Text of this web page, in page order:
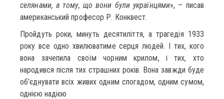
селянами, а тому, що вони були українцями», – писав
американський професор Р. Конквест.
Пройдуть роки, минуть десятиліття, а трагедія 1933
року все одно хвилюватиме серця людей. І тих, кого
вона зачепила своїм чорним крилом, і тих, хто
народився після тих страшних років. Вона завжди буде
об’єднувати всіх живих одним спогадом, одним сумом,
однією надією